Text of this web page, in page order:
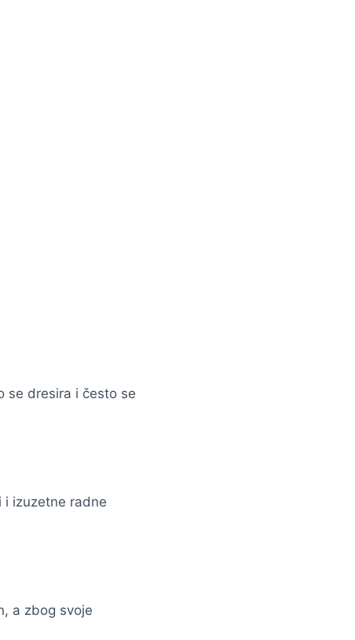
se dresira i često se
i izuzetne radne
a zbog svoje